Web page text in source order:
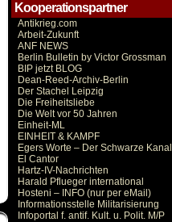
Kooperationspartner
Antikrieg.com
Arbeit-Zukunft
ANF NEWS
Berlin Bulletin by Victor Grossman
BIP jetzt BLOG
Dean-Reed-Archiv-Berlin
Der Stachel Leipzig
Die Freiheitsliebe
Die Welt vor 50 Jahren
Einheit-ML
EINHEIT & KAMPF
Egers Worte – Der Schwarze Kanal
El Cantor
Hartz-IV-Nachrichten
Harald Pflueger international
Hosteni – INFO (nur per eMail)
Informationsstelle Militarisierung
Infoportal f. antif. Kult. u. Polit. M/P